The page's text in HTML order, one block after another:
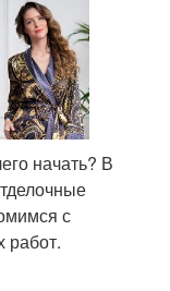
начать? В
с
работ.